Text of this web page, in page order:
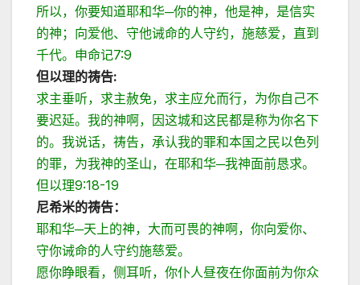
所以，你要知道耶和华─你的神，他是神，是信实
的神；向爱他、守他诫命的人守约，施慈爱，直到
千代。申命记7:9
但以理的祷告:
求主垂听，求主赦免，求主应允而行，为你自己不
要迟延。我的神啊，因这城和这民都是称为你名下
的。我说话，祷告，承认我的罪和本国之民以色列
的罪，为我神的圣山，在耶和华─我神面前恳求。
但以理9:18-19
尼希米的祷告：
耶和华─天上的神，大而可畏的神啊，你向爱你、
守你诫命的人守约施慈爱。
愿你睁眼看，侧耳听，你仆人昼夜在你面前为你众